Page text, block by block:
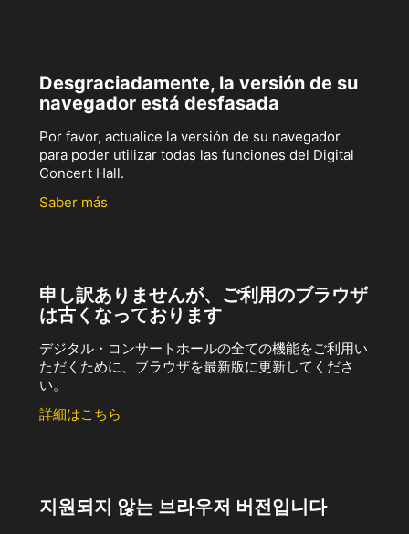
Desgraciadamente, la versión de su
navegador está desfasada
Por favor, actualice la versión de su navegador
para poder utilizar todas las funciones del Digital
Concert Hall.
Saber más
申し訳ありませんが、ご利用のブラウザ
は古くなっております
デジタル・コンサートホールの全ての機能をご利用い
ただくために、ブラウザを最新版に更新してくださ
い。
詳細はこちら
지원되지 않는 브라우저 버전입니다